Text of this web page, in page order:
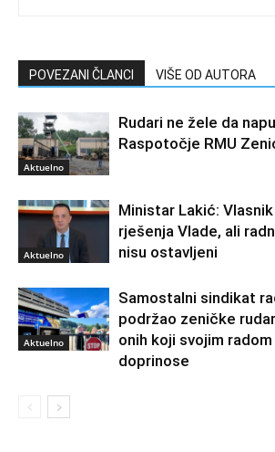
POVEZANI ČLANCI VIŠE OD AUTORA
Aktuelno
Rudari ne žele da
Raspotočje RMU
Aktuelno
Ministar Lakić:
rješenja Vlade, ali
nisu ostavljeni
Aktuelno
Samostalni sindikat
podržao zeničke
onih koji svojim
doprinose